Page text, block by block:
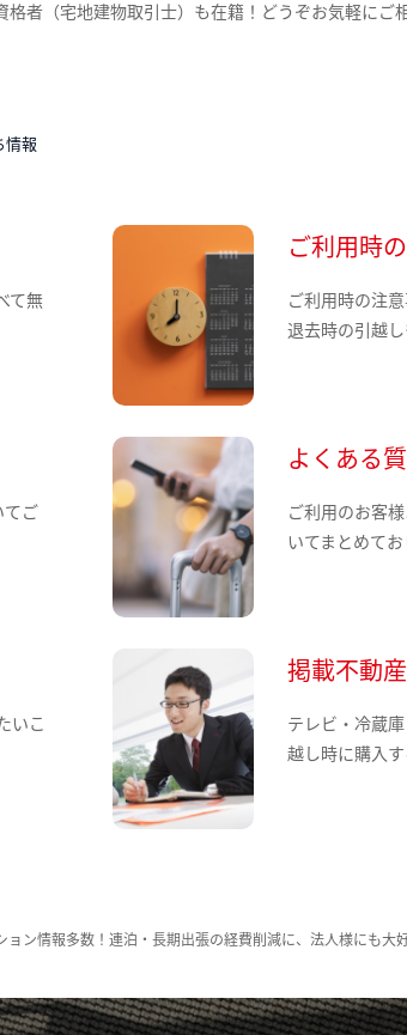
者（宅地建物取引士）も在籍！どうぞお気軽にご
情報
て無
ご利用時
ご利用時の注
退去時の引越
てご
よくある
ご利用のお客
いてまとめてお
いこ
掲載不動
テレビ・冷蔵
越し時に購入
ン情報多数！連泊・長期出張の経費削減に、法人様にも大